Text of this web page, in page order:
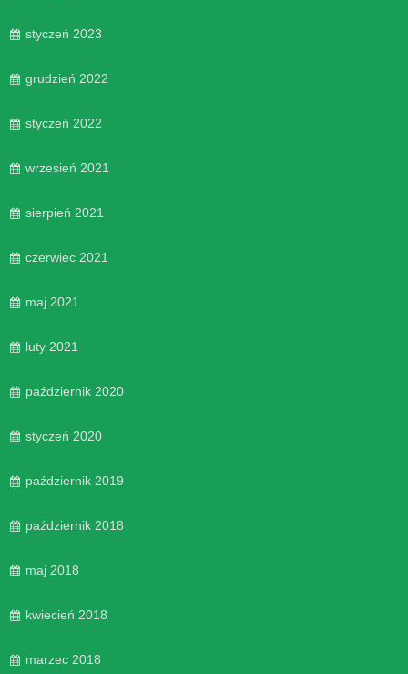
styczeń 2023
grudzień 2022
styczeń 2022
wrzesień 2021
sierpień 2021
czerwiec 2021
maj 2021
luty 2021
październik 2020
styczeń 2020
październik 2019
październik 2018
maj 2018
kwiecień 2018
marzec 2018